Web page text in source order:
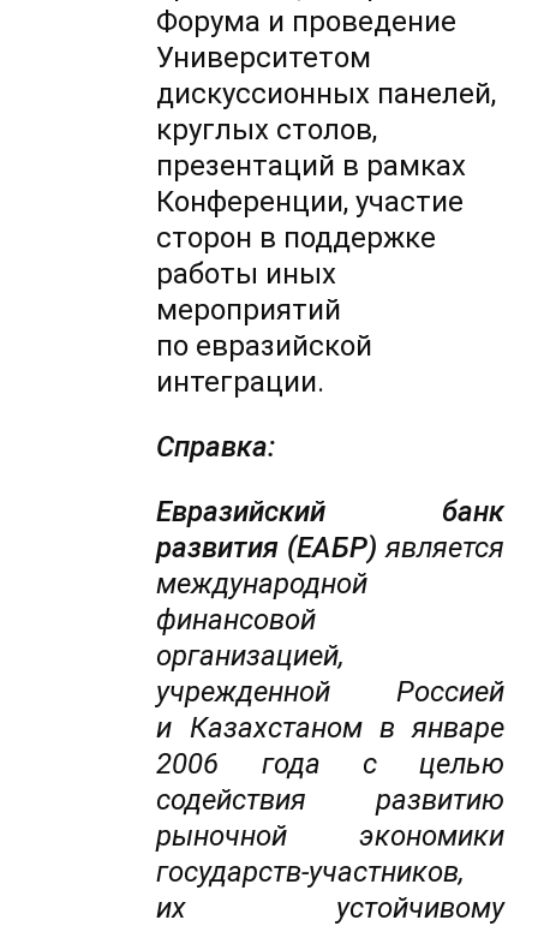
Форума и проведение
Университетом
дискуссионных панелей,
круглых столов,
презентаций в рамках
Конференции, участие
сторон в поддержке
работы иных
мероприятий
по евразийской
интеграции.
Справка:
Евразийский банк
развития (ЕАБР) является
международной
финансовой
организацией,
учрежденной Россией
и Казахстаном в январе
2006 года с целью
содействия развитию
рыночной экономики
государств-участников,
их устойчивому